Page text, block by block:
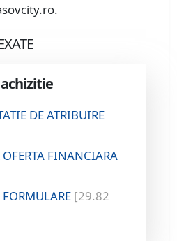
DE ATRIBUIRE
FINANCIARA
[29.82